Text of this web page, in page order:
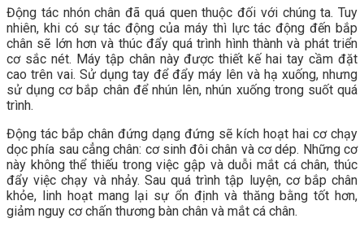
Động tác nhón chân đã quá quen thuộc đối với chúng ta. Tuy
nhiên, khi có sự tác động của máy thì lực tác động đến bắp
chân sẽ lớn hơn và thúc đẩy quá trình hình thành và phát triển
cơ sắc nét. Máy tập chân này được thiết kế hai tay cầm đặt
cao trên vai. Sử dụng tay để đẩy máy lên và hạ xuống, nhưng
sử dụng cơ bắp chân để nhún lên, nhún xuống trong suốt quá
trình.
Động tác bắp chân đứng dạng đứng sẽ kích hoạt hai cơ chạy
dọc phía sau cẳng chân: cơ sinh đôi chân và cơ dép. Những cơ
này không thể thiếu trong việc gập và duỗi mắt cá chân, thúc
đẩy việc chạy và nhảy. Sau quá trình tập luyện, cơ bắp chân
khỏe, linh hoạt mang lại sự ổn định và thăng bằng tốt hơn,
giảm nguy cơ chấn thương bàn chân và mắt cá chân.